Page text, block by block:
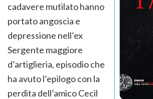
cadavere mutilato hanno
portato angoscia e
depressione nell’ex
Sergente maggiore
d’artiglieria, episodio che
ha avuto l’epilogo con la
perdita dell’amico Cecil